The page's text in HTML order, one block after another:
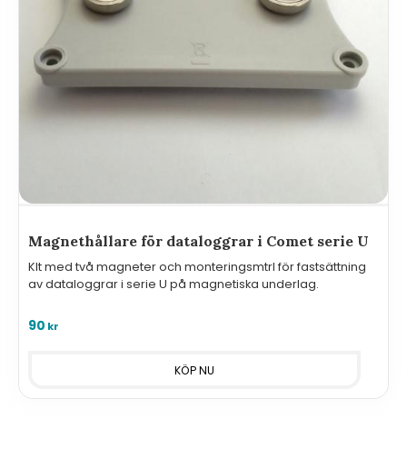
Magnethållare för dataloggrar i Comet serie U
KIt med två magneter och monteringsmtrl för fastsättning
av dataloggrar i serie U på magnetiska underlag.
90 kr